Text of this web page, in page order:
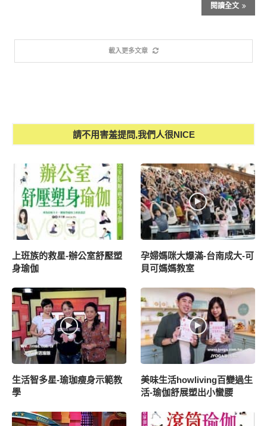
閱讀全文
載入更多文章
請不用害羞提問,我們人很NICE
上班族的救星-辦公室舒壓塑
身瑜伽
孕婦媽咪大爆滿-台南成大-可
貝可媽媽教室
生活智多星-瑜珈瘦身示範教
學
美味生活howliving百變過生
活-瑜伽舒展塑出小蠻腰